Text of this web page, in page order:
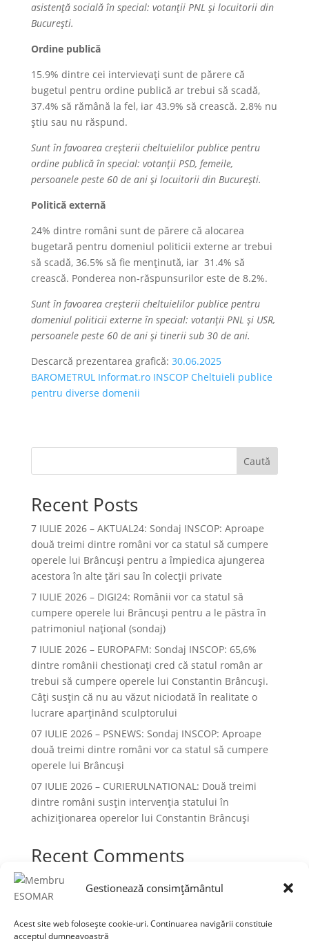
Gestionează consimțământul
Acest site web folosește cookie-uri. Continuarea navigării constituie
acceptul dumneavoastră
asistență socială în special: votanții PNL și locuitorii din
București.
Ordine publică
15.9% dintre cei intervievați sunt de părere că
bugetul pentru ordine publică ar trebui să scadă,
37.4% să rămână la fel, iar 43.9% să crească. 2.8% nu
știu sau nu răspund.
Sunt în favoarea creșterii cheltuielilor publice pentru
ordine publică în special: votanții PSD, femeile,
persoanele peste 60 de ani și locuitorii din București.
Politică externă
24% dintre români sunt de părere că alocarea
bugetară pentru domeniul politicii externe ar trebui
să scadă, 36.5% să fie menținută, iar 31.4% să
crească. Ponderea non-răspunsurilor este de 8.2%.
Sunt în favoarea creșterii cheltuielilor publice pentru
domeniul politicii externe în special: votanții PNL și USR,
persoanele peste 60 de ani și tinerii sub 30 de ani.
Descarcă prezentarea grafică: 30.06.2025
BAROMETRUL Informat.ro INSCOP Cheltuieli publice
pentru diverse domenii
Caută
Recent Posts
7 IULIE 2026 – AKTUAL24: Sondaj INSCOP: Aproape
două treimi dintre români vor ca statul să cumpere
operele lui Brâncuşi pentru a împiedica ajungerea
acestora în alte ţări sau în colecţii private
7 IULIE 2026 – DIGI24: Românii vor ca statul să
cumpere operele lui Brâncuși pentru a le păstra în
patrimoniul național (sondaj)
7 IULIE 2026 – EUROPAFM: Sondaj INSCOP: 65,6%
dintre românii chestionați cred că statul român ar
trebui să cumpere operele lui Constantin Brâncuși.
Câți susțin că nu au văzut niciodată în realitate o
lucrare aparținând sculptorului
07 IULIE 2026 – PSNEWS: Sondaj INSCOP: Aproape
două treimi dintre români vor ca statul să cumpere
operele lui Brâncuși
07 IULIE 2026 – CURIERULNATIONAL: Două treimi
dintre români susțin intervenția statului în
achiziționarea operelor lui Constantin Brâncuși
Recent Comments
Niciun comentariu de arătat.